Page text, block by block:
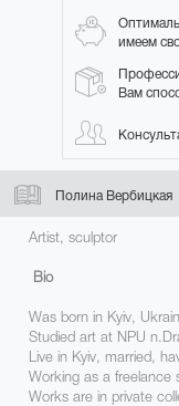
имеем
Вам
Полина Вербицкая
Artist, sculptor
Bio
Was born in Kyiv,
Studied art at NPU
Live in Kyiv, married,
Working as a freelance
Works are in private